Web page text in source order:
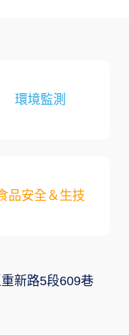
環境監測
品安全＆生技
新路5段609巷